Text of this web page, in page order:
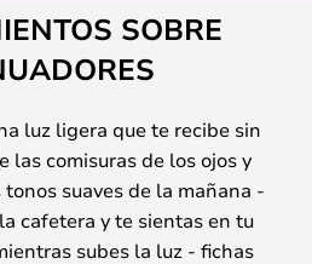
SOBRE
luz ligera que te recibe sin
las comisuras de los ojos y
suaves de la mañana -
cafetera y te sientas en tu
subes la luz - fichas